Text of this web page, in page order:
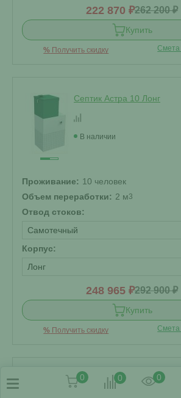
222 870 ₽262 200 ₽
Купить
% Получить скидку Смета
Септик Астра 10 Лонг
В наличии
Проживание: 10 человек
Объем переработки: 2 м3
Отвод стоков:
Самотечный
Корпус:
Лонг
248 965 ₽292 900 ₽
Купить
% Получить скидку Смета
Септик Астра 15
0 0 0